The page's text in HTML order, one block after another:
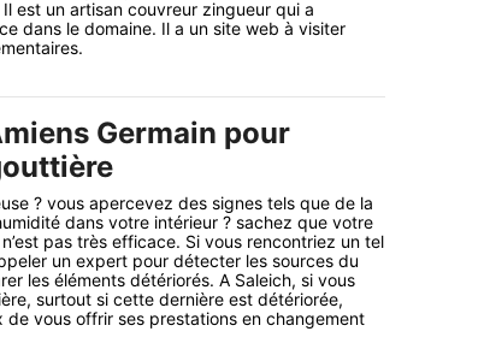
est un artisan couvreur zingueur qui a
dans le domaine. Il a un site web à visiter
Germain pour
? vous apercevez des signes tels que de la
dans votre intérieur ? sachez que votre
pas très efficace. Si vous rencontriez un tel
un expert pour détecter les sources du
les éléments détériorés. A Saleich, si vous
surtout si cette dernière est détériorée,
de vous offrir ses prestations en changement